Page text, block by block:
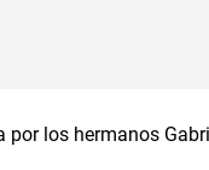
los hermanos